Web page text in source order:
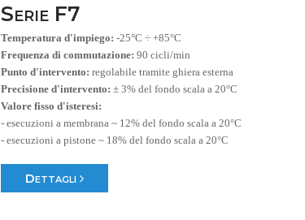
Serie F7
Temperatura d'impiego: -25°C ÷ +85°C
Frequenza di commutazione: 90 cicli/min
Punto d'intervento: regolabile tramite ghiera esterna
Precisione d'intervento: ± 3% del fondo scala a 20°C
Valore fisso d'isteresi:
- esecuzioni a membrana ~ 12% del fondo scala a 20°C
- esecuzioni a pistone ~ 18% del fondo scala a 20°C
Dettagli